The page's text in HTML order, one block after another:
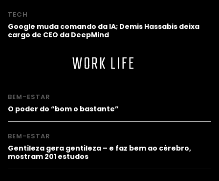
TECH
Google muda comando da IA; Demis Hassabis deixa
cargo de CEO da DeepMind
WORK LIFE
BEM-ESTAR
O poder do “bom o bastante”
BEM-ESTAR
Gentileza gera gentileza – e faz bem ao cérebro,
mostram 201 estudos